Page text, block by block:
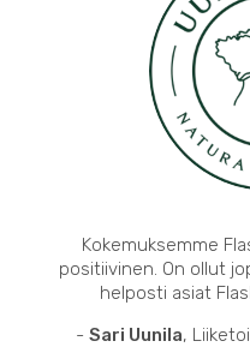
Kokemuksemme
positiivinen. On ollut
helposti asiat
-Sari Uunila,